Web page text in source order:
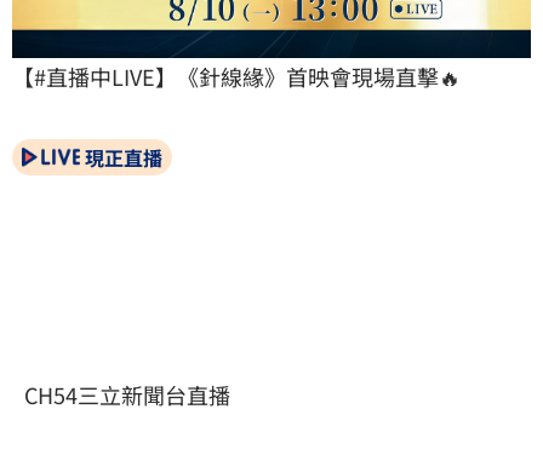
【#直播中LIVE】《針線緣》首映會現場直擊🔥
現正直播
CH54三立新聞台直播